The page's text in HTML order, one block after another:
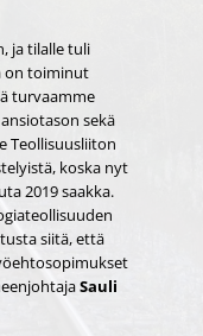
ja tilalle tuli
on toiminut
turvaamme
sekä
Teollisuusliiton
koska nyt
2019 saakka.
siitä, että
Sauli